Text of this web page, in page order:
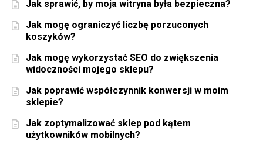
Jak sprawić, by moja witryna była bezpieczna?
Jak mogę ograniczyć liczbę porzuconych
koszyków?
Jak mogę wykorzystać SEO do zwiększenia
widoczności mojego sklepu?
Jak poprawić współczynnik konwersji w moim
sklepie?
Jak zoptymalizować sklep pod kątem
użytkowników mobilnych?